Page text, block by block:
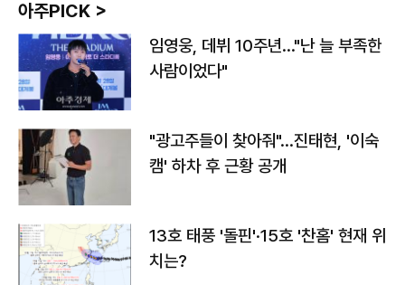
아주PICK >
임영웅, 데뷔 10주년…"난 늘 부족한
사람이었다"
"광고주들이 찾아줘"…진태현, '이숙
캠' 하차 후 근황 공개
13호 태풍 '돌핀'·15호 '찬홈' 현재 위
치는?